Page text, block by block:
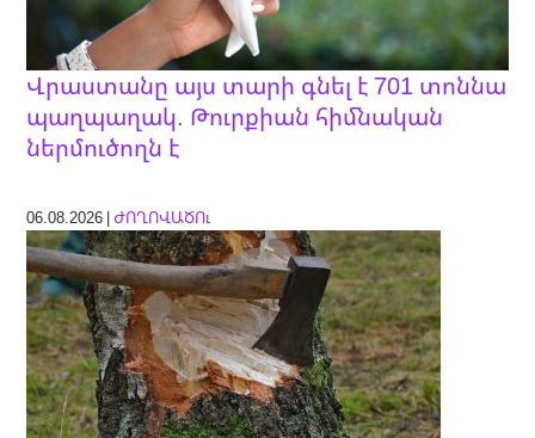
Վրաստանը այս տարի գնել է 701 տոննա
պաղպաղակ. Թուրքիան հիմնական
ներմուծողն է
06.08.2026 |ԺՈՂՈՎԱԾՈւ